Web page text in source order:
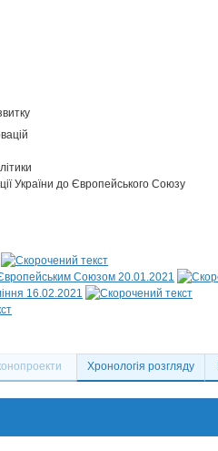
України до Європейського Союзу
Європейським Союзом 20.01.2021
16.02.2021
Хронологія розгляду